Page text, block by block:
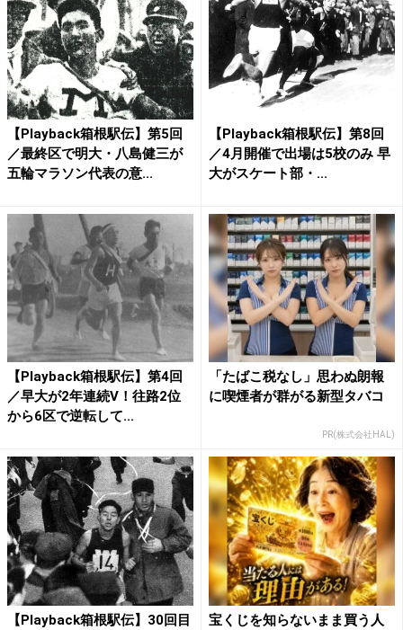
【Playback箱根駅伝】第5回
／最終区で明大・八島健三が
五輪マラソン代表の意...
【Playback箱根駅伝】第8回
／4月開催で出場は5校のみ 早
大がスケート部・...
【Playback箱根駅伝】第4回
／早大が2年連続V！往路2位
から6区で逆転して...
「たばこ税なし」思わぬ朗報
に喫煙者が群がる新型タバコ
PR(株式会社HAL)
【Playback箱根駅伝】30回目
宝くじを知らないまま買う人